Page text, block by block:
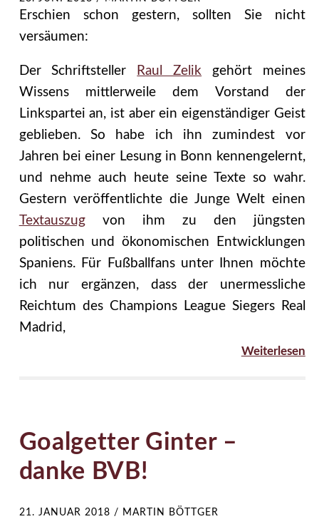
Erschien schon gestern, sollten Sie nicht
versäumen:
Der Schriftsteller Raul Zelik gehört meines
Wissens mittlerweile dem Vorstand der
Linkspartei an, ist aber ein eigenständiger Geist
geblieben. So habe ich ihn zumindest vor
Jahren bei einer Lesung in Bonn kennengelernt,
und nehme auch heute seine Texte so wahr.
Gestern veröffentlichte die Junge Welt einen
Textauszugvon ihm zu den jüngsten
politischen und ökonomischen Entwicklungen
Spaniens. Für Fußballfans unter Ihnen möchte
ich nur ergänzen, dass der unermessliche
Reichtum des Champions League Siegers Real
Madrid,
Weiterlesen
Goalgetter Ginter –
danke BVB!
21. JANUAR 2018 / MARTIN BÖTTGER